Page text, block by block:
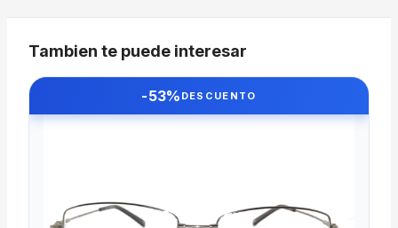
Tambien te puede interesar
-53% DESCUENTO